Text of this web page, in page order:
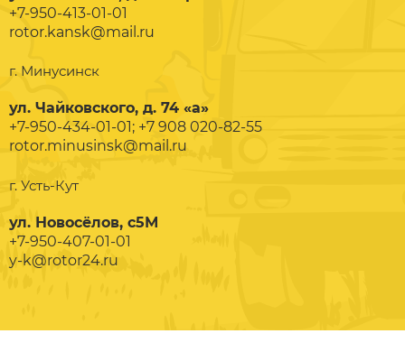
+7-950-413-01-01
rotor.kansk@mail.ru
г. Минусинск
ул. Чайковского, д. 74 «а»
+7-950-434-01-01; +7 908 020-82-55
rotor.minusinsk@mail.ru
г. Усть-Кут
ул. Новосёлов, с5М
+7-950-407-01-01
y-k@rotor24.ru